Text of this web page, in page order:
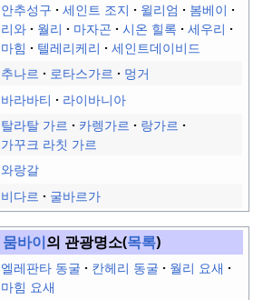
안추성구 세인트 조지 윌리엄
봄베이
리와
월리 마자곤 시온 힐록
세우리
마힘
텔레리케리
세인트데이비드
추나르 로타스가르
멍거
바라바티 라이바니아
탈라탈 가르 카렝가르
랑가르
가꾸크 라칫 가르
와랑갈
비다르 굴바르가
뭄바이의 관광명소(목록)
엘레판타 동굴 칸헤리 동굴
월리 요새
마힘 요새